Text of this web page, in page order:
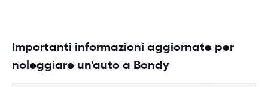
Importanti informazioni aggiornate per
noleggiare un'auto a Bondy